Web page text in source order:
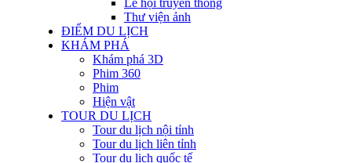
Lễ hội truyền thống
Thư viện ảnh
ĐIỂM DU LỊCH
KHÁM PHÁ
Khám phá 3D
Phim 360
Phim
Hiện vật
TOUR DU LỊCH
Tour du lịch nội tỉnh
Tour du lịch liên tỉnh
Tour du lịch quốc tế